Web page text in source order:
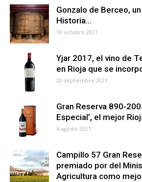
Gonzalo de Berceo,
Historia…
10 octubre 2021
Yjar 2017, el vino de
en Rioja que se
20 septiembre 2021
Gran Reserva 890-
Especial’, el mejor
6 agosto 2021
Campillo 57 Gran
premiado por del
Agricultura como